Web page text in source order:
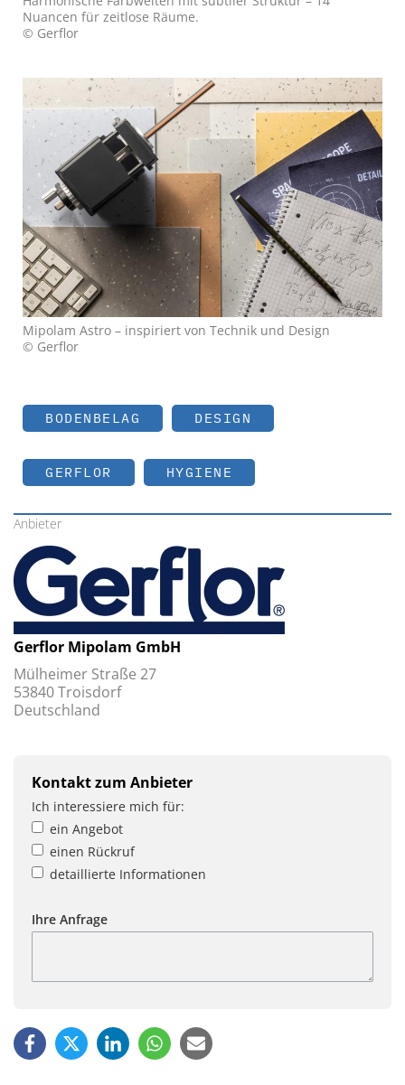
Nuancen für zeitlose Räume.
© Gerflor
Mipolam Astro – inspiriert von Technik und Design
© Gerflor
BODENBELAG DESIGN
GERFLOR HYGIENE
Anbieter
Gerflor Mipolam GmbH
Mülheimer Straße 27
53840 Troisdorf
Deutschland
Kontakt zum Anbieter
Ich interessiere mich für:
ein Angebot
einen Rückruf
detaillierte Informationen
Ihre Anfrage